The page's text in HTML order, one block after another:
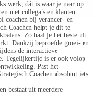
werk, dát is waar je naar op
met collega’s en klanten.
coachen bij verander- en
Coachen helpt je dit te
Zo haal je het beste uit
Dankzij beproefde groei- en
de interactieve
Tegelijkertijd is er ook volop
Past het
Coachen absoluut iets
bestaat uit meerdere